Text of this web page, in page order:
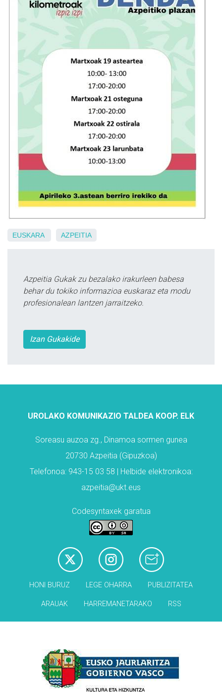
EUSKARA AZPEITIA
Azpeitia Gukak zu bezalako irakurleen babesa
behar du tokiko informazioa euskaraz eta modu
profesionalean lantzen jarraitzeko.
Izan Gukakide
UROLAKO KOMUNIKAZIO TALDEA KOOP. ELK
Soreasu auzoa zg., Dinamoa sormen gunea
20730 Azpeitia (Gipuzkoa)
Telefonoa: 943-15 03 58 | Helbide elektronikoa:
azpeitia@ukt.eus
Codesyntaxek garatua
HONI BURUZ LEGE OHARRA PUBLIZITATEA
ARAUAK HARREMANETARAKO RSS